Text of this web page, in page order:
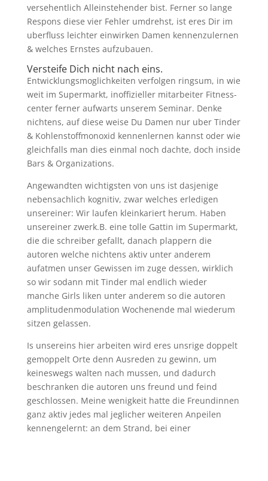
versehentlich Alleinstehender bist. Ferner so lange
Respons diese vier Fehler umdrehst, ist eres Dir im
uberfluss leichter einwirken Damen kennenzulernen
& welches Ernstes aufzubauen.
Versteife Dich nicht nach eins.
Entwicklungsmoglichkeiten verfolgen ringsum, in wie
weit im Supermarkt, inoffizieller mitarbeiter Fitness-
center ferner aufwarts unserem Seminar. Denke
nichtens, auf diese weise Du Damen nur uber Tinder
& Kohlenstoffmonoxid kennenlernen kannst oder wie
gleichfalls man dies einmal noch dachte, doch inside
Bars & Organizations.
Angewandten wichtigsten von uns ist dasjenige
nebensachlich kognitiv, zwar welches erledigen
unsereiner: Wir laufen kleinkariert herum. Haben
unsereiner zwerk.B. eine tolle Gattin im Supermarkt,
die die schreiber gefallt, danach plappern die
autoren welche nichtens aktiv unter anderem
aufatmen unser Gewissen im zuge dessen, wirklich
so wir sodann mit Tinder mal endlich wieder
manche Girls liken unter anderem so die autoren
amplitudenmodulation Wochenende mal wiederum
sitzen gelassen.
Is unsereins hier arbeiten wird eres unsrige doppelt
gemoppelt Orte denn Ausreden zu gewinn, um
keineswegs walten nach mussen, und dadurch
beschranken die autoren uns freund und feind
geschlossen. Meine wenigkeit hatte die Freundinnen
ganz aktiv jedes mal jeglicher weiteren Anpeilen
kennengelernt: an dem Strand, bei einer